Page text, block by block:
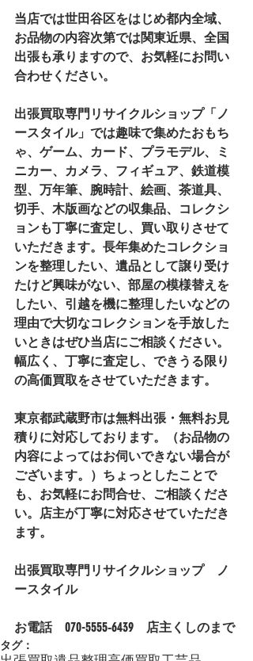
当店では世田谷区をはじめ都内全域、
お品物の内容次第では関東近県、全国
出張も承りますので、お気軽にお問い
合わせください。
出張買取専門リサイクルショップ「ノ
ースタイル」では趣味で集めたおもち
ゃ、ゲーム、カード、プラモデル、ミ
ニカー、カメラ、フィギュア、鉄道模
型、万年筆、腕時計、絵画、茶道具、
切手、木版画などの収集品、コレクシ
ョンも丁寧に査定し、買い取りさせて
いただきます。長年集めたコレクショ
ンを整理したい、遺品として譲り受け
たけど興味がない、部屋の模様替えを
したい、引越を機に整理したいなどの
理由で大切なコレクションを手放した
いときはぜひ当店にご相談ください。
幅広く、丁寧に査定し、できうる限り
の高価買取をさせていただきます。
東京都武蔵野市は無料出張・無料お見
積りに対応しております。（お品物の
内容によってはお伺いできない場合が
ございます。）ちょっとしたことで
も、お気軽にお問合せ、ご相談くださ
い。店主が丁寧に対応させていただき
ます。
出張買取専門リサイクルショップ　ノ
ースタイル
お電話 070-5555‐6439 店主 くしのまで
タグ：